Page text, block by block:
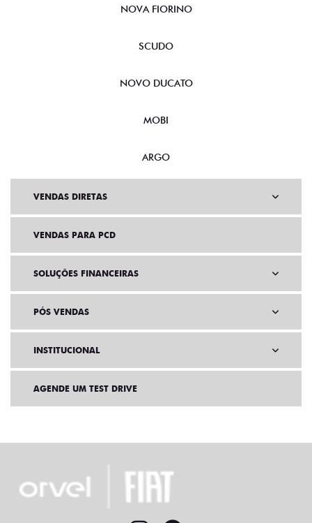
NOVA FIORINO
SCUDO
NOVO DUCATO
MOBI
ARGO
VENDAS DIRETAS
VENDAS PARA PCD
SOLUÇÕES FINANCEIRAS
PÓS VENDAS
INSTITUCIONAL
AGENDE UM TEST DRIVE